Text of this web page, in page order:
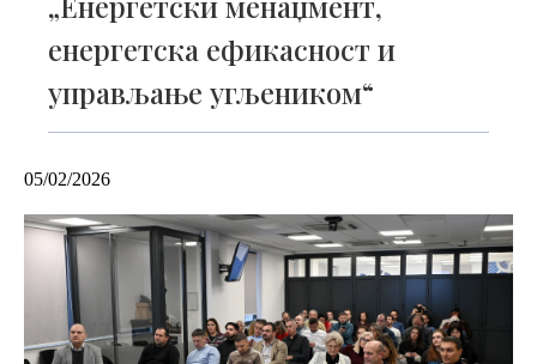
енергетска ефикасност и
управљање угљеником“
05/02/2026